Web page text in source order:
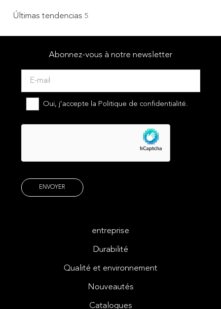
Últimas tendencias 5
Abonnez-vous à notre newsletter
Oui, j’accepte la Politique de confidentialité.
entreprise
Durabilité
Qualité et environnement
Nouveautés
Catalogues